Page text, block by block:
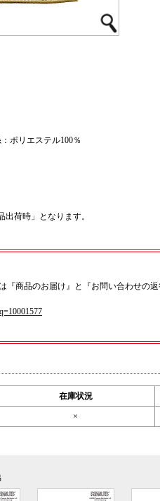
ポリエステル100％
荷時」となります。
『商品のお届け』と『お問い合わせの
在庫状況
×